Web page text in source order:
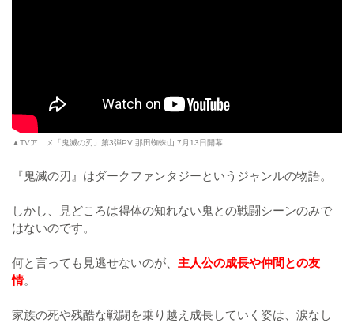
▲TVアニメ「鬼滅の刃」第3弾PV 那田蜘蛛山 7月13日開幕
『鬼滅の刃』はダークファンタジーというジャンルの物語。
しかし、見どころは得体の知れない鬼との戦闘シーンのみで
はないのです。
何と言っても見逃せないのが、 主人公の成長や仲間との友
情。
家族の死や残酷な戦闘を乗り越え成長していく姿は、涙なし